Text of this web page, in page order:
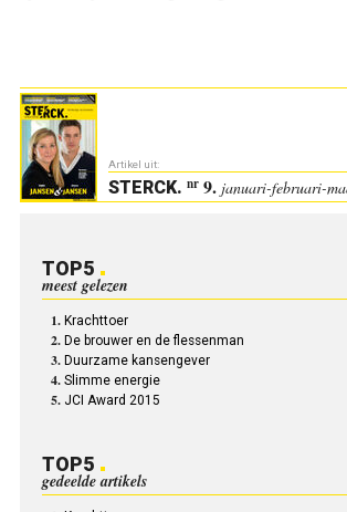
Artikel uit:
STERCK. nr9. januari-februari-
TOP5
meest gelezen
Krachttoer
De brouwer en de flessenman
Duurzame kansengever
Slimme energie
JCI Award 2015
TOP5
gedeelde artikels